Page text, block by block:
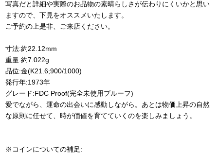
写真だと詳細や実際のお品物の素晴らしさが伝わりにくいかと思い
ますので、下見をオススメいたします。
ご予約の上是非、ご来店ください。
寸法:約22.12mm
重量:約7.022g
品位:金(K21.6;900/1000)
発行年:1973年
グレード:FDC Proof(完全未使用プルーフ)
愛でながら、運命の出会いに感動しながら。あとは物価上昇の自然
な原則に任せて、時が価値を育てていくのを楽しみましょう。
※コインについての補足: